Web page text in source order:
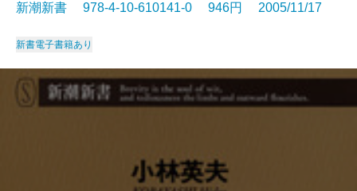
新潮新書 978-4-10-610141-0 946円 2005/11/17
新書電子書籍あり